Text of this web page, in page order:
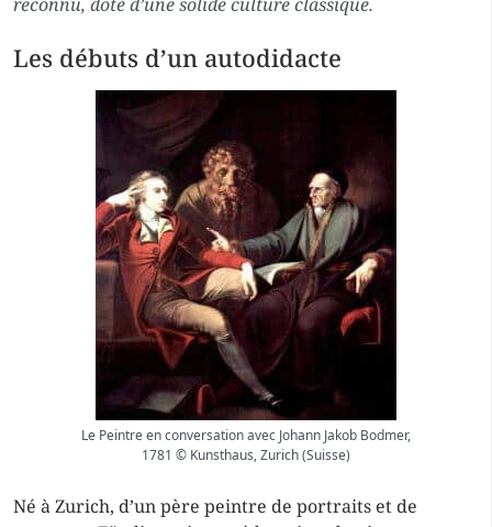
Les débuts d’un autodidacte
Le Peintre en conversation avec Johann Jakob Bodmer,
1781 © Kunsthaus, Zurich (Suisse)
Né à Zurich, d’un père peintre de portraits et de